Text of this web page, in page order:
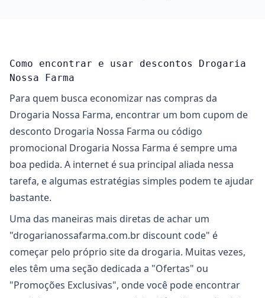
Como encontrar e usar descontos Drogaria
Nossa Farma
Para quem busca economizar nas compras da
Drogaria Nossa Farma, encontrar um bom cupom de
desconto Drogaria Nossa Farma ou código
promocional Drogaria Nossa Farma é sempre uma
boa pedida. A internet é sua principal aliada nessa
tarefa, e algumas estratégias simples podem te ajudar
bastante.
Uma das maneiras mais diretas de achar um
"drogarianossafarma.com.br discount code" é
começar pelo próprio site da drogaria. Muitas vezes,
eles têm uma seção dedicada a "Ofertas" ou
"Promoções Exclusivas", onde você pode encontrar